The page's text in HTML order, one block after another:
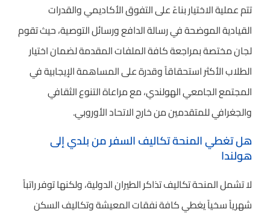
تتم عملية الاختيار بناءً على التفوق الأكاديمي والقدرات
القيادية الموضحة في رسالة الدافع ورسائل التوصية، حيث تقوم
لجان مختصة بمراجعة كافة الملفات المقدمة لضمان اختيار
الطلاب الأكثر استحقاقاً وقدرة على المساهمة الإيجابية في
المجتمع الجامعي الهولندي، مع مراعاة التنوع الثقافي
والجغرافي للمتقدمين من خارج الاتحاد الأوروبي.
هل تغطي المنحة تكاليف السفر من بلدي إلى
هولندا
لا تشمل المنحة تكاليف تذاكر الطيران الدولية، ولكنها توفر راتباً
شهرياً سخياً يغطي كافة نفقات المعيشة وتكاليف السكن